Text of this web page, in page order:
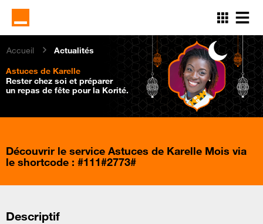
Aller
contenu
Accueil
Actualités
Astuces de Karelle
Rester chez soi et préparer
un repas de fête pour la Korité.
Découvrir le service Astuces de Karelle Mois via
le shortcode : #111#2773#
Descriptif